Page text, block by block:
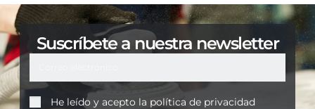
Suscríbete a nuestra newsletter
He leído y acepto la política de privacidad